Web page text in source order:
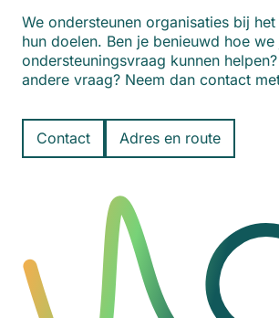
We ondersteunen organisaties bij
hun doelen. Ben je benieuwd hoe
ondersteuningsvraag kunnen
andere vraag? Neem dan contact
Contact Adres en route